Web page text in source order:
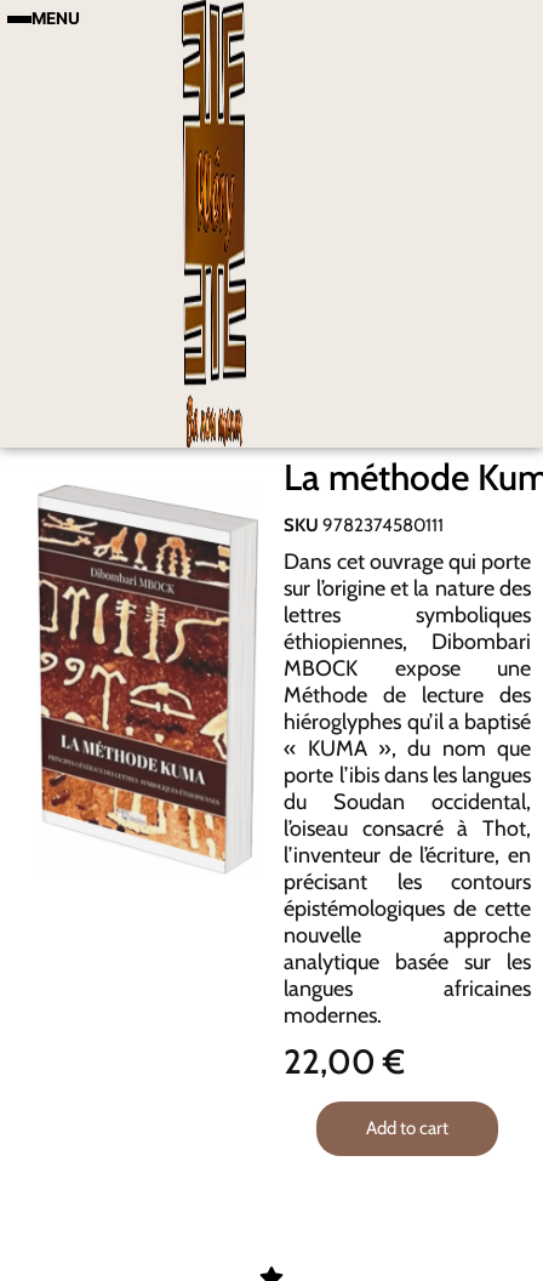
MENU
La méthode
SKU9782374580111
Dans cet ouvrage qui porte
sur l’origine et la nature des
lettres symboliques
éthiopiennes, Dibombari
MBOCK expose une
Méthode de lecture des
hiéroglyphes qu’il a baptisé
« KUMA », du nom que
porte l’ibis dans les langues
du Soudan occidental,
l’oiseau consacré à Thot,
l’inventeur de l’écriture, en
précisant les contours
épistémologiques de cette
nouvelle approche
analytique basée sur les
langues africaines
modernes.
22,00€
Add to cart